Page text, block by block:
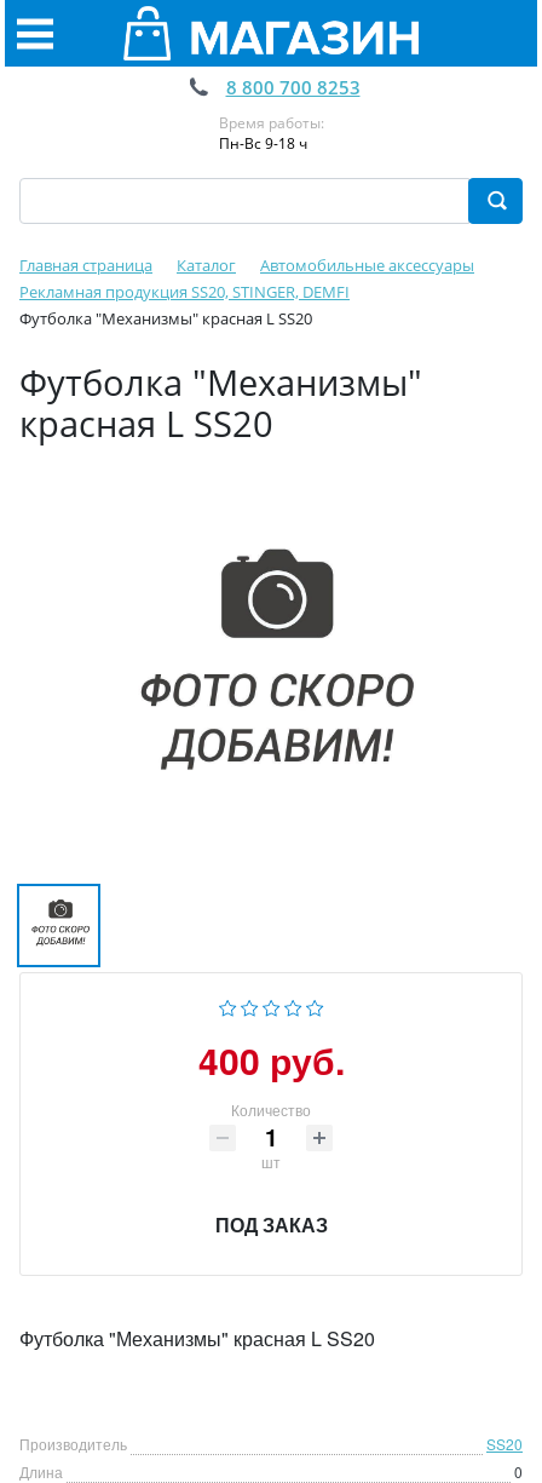
8 800 700 8253
Время работы:
Пн-Вс 9-18 ч
Главная страница Каталог
Автомобильные аксессуары
Рекламная продукция SS20, STINGER, DEMFI
Футболка "Механизмы" красная L SS20
Футболка "Механизмы"
красная L SS20
400 руб.
Количество
шт
ПОД ЗАКАЗ
Футболка "Механизмы" красная L SS20
Производитель
SS20
Длина
0